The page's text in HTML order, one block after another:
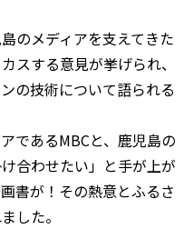
のメディアを支えてきた
スする意見が挙げられ、
の技術について語られる
であるMBCと、鹿児島の
合わせたい」と手が上が
書が！その熱意とふるさ
した。